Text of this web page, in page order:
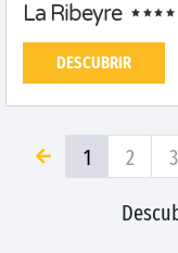
La Ribeyre
DESCUBRIR
1 2 3